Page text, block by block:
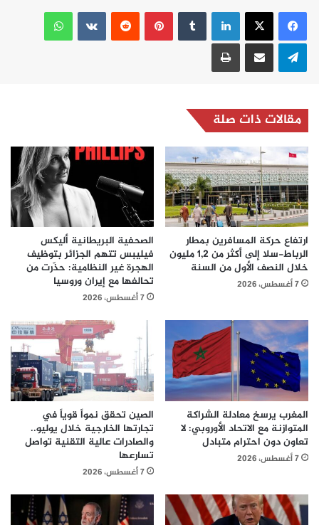
لينكدإن بينتيريست
واتساب
تيلقرام مشاركة عبر البريد طباعة
مقالات ذات صلة
ارتفاع حركة المسافرين بمطار
الرباط-سلا إلى أكثر من 1,2 مليون
خلال النصف الأول من السنة
7 أغسطس، 2026
الصحفية البريطانية أليكس
فيليبس تتهم الجزائر بتوظيف
الهجرة غير النظامية: حذّرت من
تحالفها مع إيران وروسيا
7 أغسطس، 2026
المغرب يرسخ معادلة الشراكة
المتوازنة مع الاتحاد الأوروبي: لا
تعاون دون احترام متبادل
7 أغسطس، 2026
الصين تحقق نمواً قوياً في
تجارتها الخارجية خلال يوليو..
والصادرات عالية التقنية تواصل
تسارعها
7 أغسطس، 2026